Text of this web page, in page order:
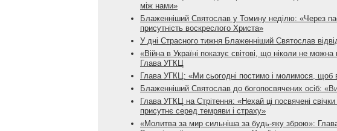
між нами»
Блаженніший Святослав у Томину неділю: «Через
присутність воскреслого Христа»
У дні Страсного тижня Блаженніший Святослав
«Війна в Україні показує світові, що ніколи не
Глава УГКЦ
Глава УГКЦ: «Ми сьогодні постимо і молимося, щоб
Блаженніший Святослав до богопосвячених осіб:
Глава УГКЦ на Стрітення: «Нехай ці посвячені
присутнє серед темряви і страху»
«Молитва за мир сильніша за будь-яку зброю»: